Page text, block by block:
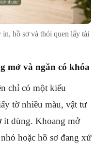
hồ sơ và thói quen lấy tài
mở và ngăn có khóa
chỉ có một kiểu
tờ nhiều màu, vật tư
ít dùng. Khoang mở
hoặc hồ sơ đang xử